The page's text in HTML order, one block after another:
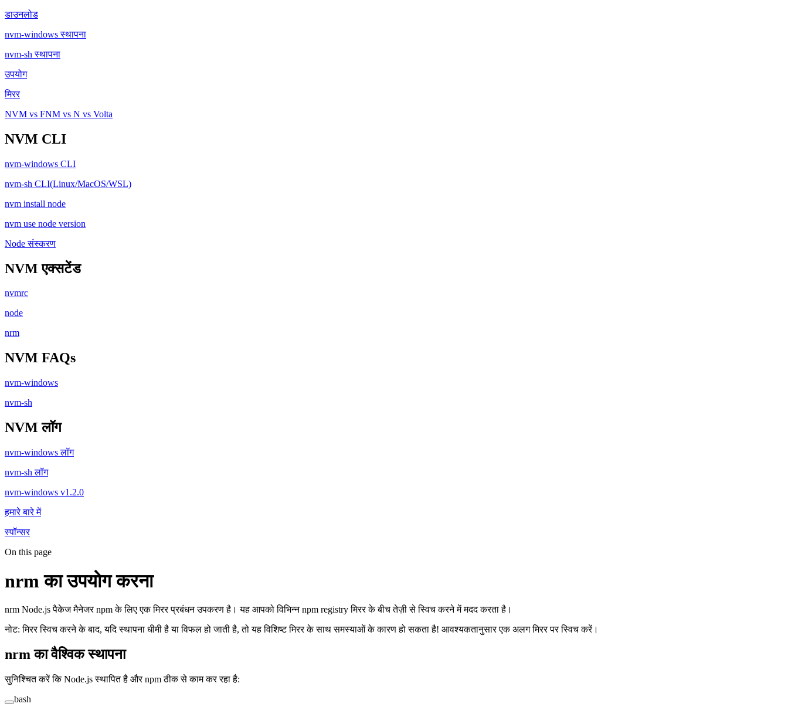
डाउनलोड
nvm-windows स्थापना
nvm-sh स्थापना
उपयोग
मिरर
NVM vs FNM vs N vs Volta
NVM CLI
nvm-windows CLI
nvm-sh CLI(Linux/MacOS/WSL)
nvm install node
nvm use node version
Node संस्करण
NVM एक्सटेंड
nvmrc
node
nrm
NVM FAQs
nvm-windows
nvm-sh
NVM लॉग
nvm-windows लॉग
nvm-sh लॉग
nvm-windows v1.2.0
हमारे बारे में
स्पॉन्सर
On this page
nrm का उपयोग करना
nrm Node.js पैकेज मैनेजर npm के लिए एक मिरर प्रबंधन उपकरण है। यह आपको विभिन्न npm registry मिरर के बीच तेज़ी से स्विच करने में मदद करता है।
नोट: मिरर स्विच करने के बाद, यदि स्थापना धीमी है या विफल हो जाती है, तो यह विशिष्ट मिरर के साथ समस्याओं के कारण हो सकता है! आवश्यकतानुसार एक अलग मिरर पर स्विच करें।
nrm का वैश्विक स्थापना
सुनिश्चित करें कि Node.js स्थापित है और npm ठीक से काम कर रहा है:
bash